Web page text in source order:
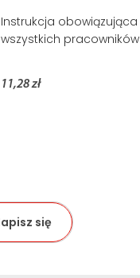
Instrukcja obowiązująca
wszystkich pracowników
11,28 zł